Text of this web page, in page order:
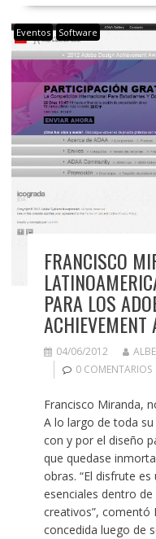
Eventos Software
FRANCISCO
PARA LOS
04/06/2012
0 COMENTARIOS
Francisco Miranda,
A lo largo de toda
con y por el diseño
que quedase
obras. “El disfrute
esenciales dentro
creativos”, comentó
concedida luego de